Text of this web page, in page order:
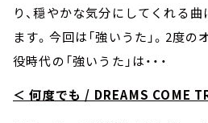
り、穏やかな気分にしてくれる
ます。今回は「強いうた」。2度
役時代の「強いうた」は・・・
＜ 何度でも / DREAMS COME